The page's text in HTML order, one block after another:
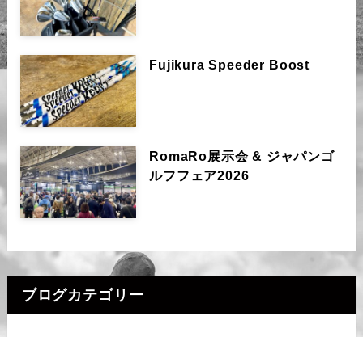
Fujikura Speeder Boost
RomaRo展示会 & ジャパンゴ
ルフフェア2026
ブログカテゴリー